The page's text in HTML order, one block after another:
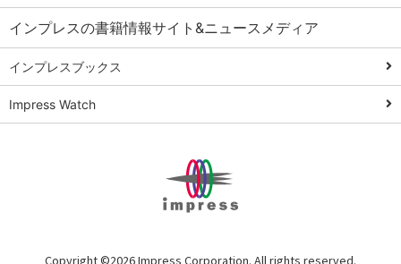
Q&A
Teams踏み込み
活用術
Excel講師の仕事
術
俺のメルカリ
インプレスの書籍情報サイト&ニュースメディア
インプレスブックス
Impress Watch
Copyright ©2026 Impress Corporation. All rights reserved.